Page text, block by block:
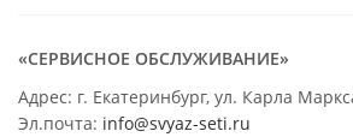
«СЕРВИСНОЕ ОБСЛУЖИВАНИЕ»
Адрес: г. Екатеринбург, ул. Карла
Эл.почта: info@svyaz-seti.ru